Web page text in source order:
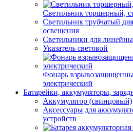
Светильник торшерный,
Светильник трубчатый
освещения
Светильники для
Указатель световой
Фонарь
электрический
Батарейки, аккумуляторы,
Аккумулятор (свинцовый)
Аксессуары для
устройств